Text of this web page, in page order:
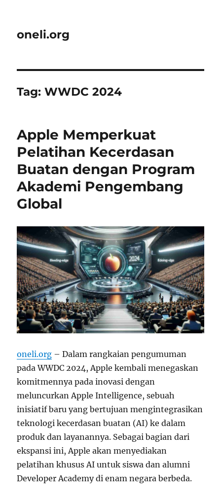
oneli.org
Tag:WWDC 2024
Apple Memperkuat
Pelatihan Kecerdasan
Buatan dengan Program
Akademi Pengembang
Global
oneli.org – Dalam rangkaian pengumuman
pada WWDC 2024, Apple kembali menegaskan
komitmennya pada inovasi dengan
meluncurkan Apple Intelligence, sebuah
inisiatif baru yang bertujuan mengintegrasikan
teknologi kecerdasan buatan (AI) ke dalam
produk dan layanannya. Sebagai bagian dari
ekspansi ini, Apple akan menyediakan
pelatihan khusus AI untuk siswa dan alumni
Developer Academy di enam negara berbeda.